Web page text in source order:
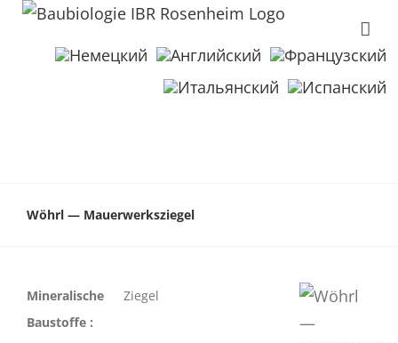
Wöhrl — Mauerwerksziegel
Mineralische
Baustoffe :
Ziegel